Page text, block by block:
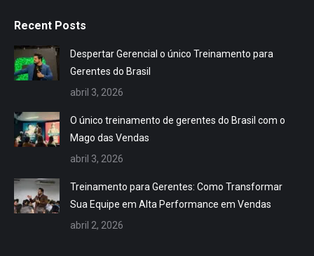
opens
in
new
opens
in
new
opens
in
new
new
newnew
in
in
Recent Posts
Despertar Gerencial o único Treinamento para
Gerentes do Brasil
abril 3, 2026
O único treinamento de gerentes do Brasil com o
Mago das Vendas
abril 3, 2026
Treinamento para Gerentes: Como Transformar
Sua Equipe em Alta Performance em Vendas
abril 2, 2026